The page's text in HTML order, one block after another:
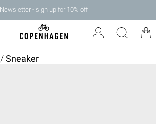
Newsletter - sign up for 10% off
/Sneaker